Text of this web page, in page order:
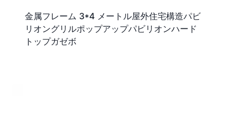
金属フレーム 3*4 メートル屋外住宅構造パビ
リオングリルポップアップパビリオンハード
トップガゼボ